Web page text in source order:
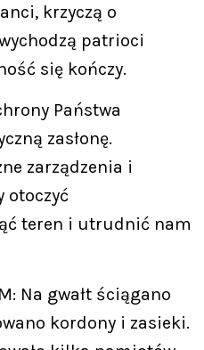
krzyczą o
patrioci
się kończy.
Państwa
zasłonę.
zarządzenia i
otoczyć
teren i utrudnić nam
Na gwałt ściągano
kordony i zasieki.